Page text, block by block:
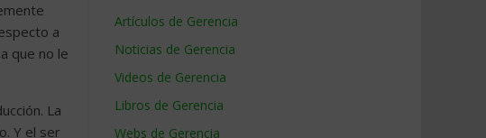
a
que no le
La
Y el ser
Artículos de Gerencia
Noticias de Gerencia
Videos de Gerencia
Libros de Gerencia
Webs de Gerencia